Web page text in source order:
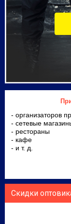
- организаторов
- сетевые
- рестораны
- кафе
- и т. д.
Скидки